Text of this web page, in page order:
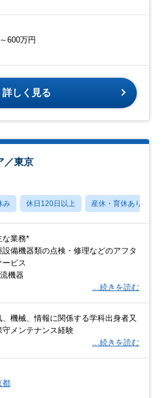
600万円
詳しく見る
／東京
み 休日120日以上 産休・育休あり
な業務*
設備機器類の点検・修理などのアフタ
ービス
機器
…続きを読む
、機械、情報に関係する学科出身者又
守メンテナンス経験
…続きを読む
都